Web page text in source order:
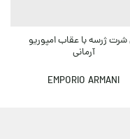
ژرسه با عقاب امپوریو
آرمانی
EMPORIO ARMANI